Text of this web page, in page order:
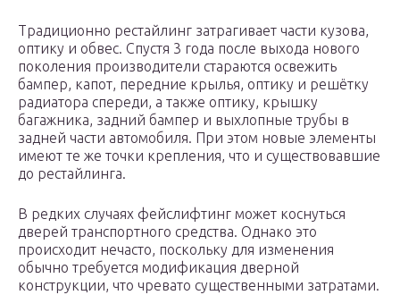
Традиционно рестайлинг затрагивает части кузова,
оптику и обвес. Спустя 3 года после выхода нового
поколения производители стараются освежить
бампер, капот, передние крылья, оптику и решётку
радиатора спереди, а также оптику, крышку
багажника, задний бампер и выхлопные трубы в
задней части автомобиля. При этом новые элементы
имеют те же точки крепления, что и существовавшие
до рестайлинга.
В редких случаях фейслифтинг может коснуться
дверей транспортного средства. Однако это
происходит нечасто, поскольку для изменения
обычно требуется модификация дверной
конструкции, что чревато существенными затратами.